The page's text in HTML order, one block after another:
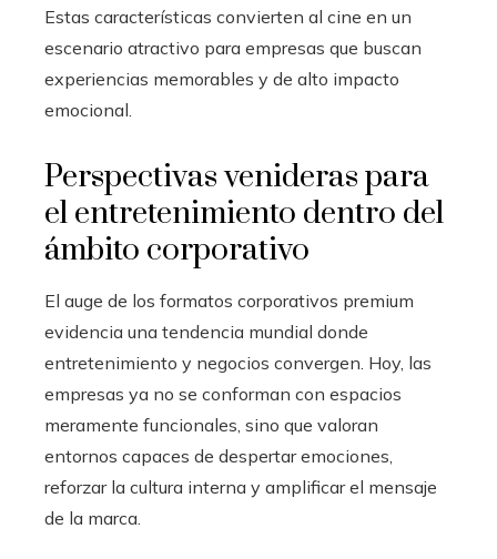
Estas características convierten al cine en un
escenario atractivo para empresas que buscan
experiencias memorables y de alto impacto
emocional.
Perspectivas venideras para
el entretenimiento dentro del
ámbito corporativo
El auge de los formatos corporativos premium
evidencia una tendencia mundial donde
entretenimiento y negocios convergen. Hoy, las
empresas ya no se conforman con espacios
meramente funcionales, sino que valoran
entornos capaces de despertar emociones,
reforzar la cultura interna y amplificar el mensaje
de la marca.